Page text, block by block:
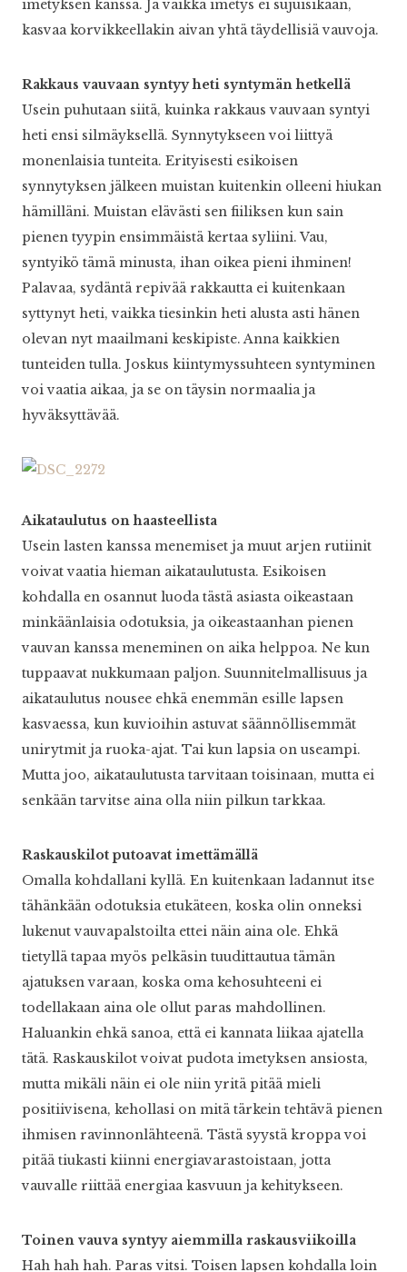
imetyksen kanssa. Ja vaikka imetys ei sujuisikaan,
kasvaa korvikkeellakin aivan yhtä täydellisiä vauvoja.
Rakkaus vauvaan syntyy heti syntymän hetkellä
Usein puhutaan siitä, kuinka rakkaus vauvaan syntyi
heti ensi silmäyksellä. Synnytykseen voi liittyä
monenlaisia tunteita. Erityisesti esikoisen
synnytyksen jälkeen muistan kuitenkin olleeni hiukan
hämilläni. Muistan elävästi sen fiiliksen kun sain
pienen tyypin ensimmäistä kertaa syliini. Vau,
syntyikö tämä minusta, ihan oikea pieni ihminen!
Palavaa, sydäntä repivää rakkautta ei kuitenkaan
syttynyt heti, vaikka tiesinkin heti alusta asti hänen
olevan nyt maailmani keskipiste. Anna kaikkien
tunteiden tulla. Joskus kiintymyssuhteen syntyminen
voi vaatia aikaa, ja se on täysin normaalia ja
hyväksyttävää.
Aikataulutus on haasteellista
Usein lasten kanssa menemiset ja muut arjen rutiinit
voivat vaatia hieman aikataulutusta. Esikoisen
kohdalla en osannut luoda tästä asiasta oikeastaan
minkäänlaisia odotuksia, ja oikeastaanhan pienen
vauvan kanssa meneminen on aika helppoa. Ne kun
tuppaavat nukkumaan paljon. Suunnitelmallisuus ja
aikataulutus nousee ehkä enemmän esille lapsen
kasvaessa, kun kuvioihin astuvat säännöllisemmät
unirytmit ja ruoka-ajat. Tai kun lapsia on useampi.
Mutta joo, aikataulutusta tarvitaan toisinaan, mutta ei
senkään tarvitse aina olla niin pilkun tarkkaa.
Raskauskilot putoavat imettämällä
Omalla kohdallani kyllä. En kuitenkaan ladannut itse
tähänkään odotuksia etukäteen, koska olin onneksi
lukenut vauvapalstoilta ettei näin aina ole. Ehkä
tietyllä tapaa myös pelkäsin tuudittautua tämän
ajatuksen varaan, koska oma kehosuhteeni ei
todellakaan aina ole ollut paras mahdollinen.
Haluankin ehkä sanoa, että ei kannata liikaa ajatella
tätä. Raskauskilot voivat pudota imetyksen ansiosta,
mutta mikäli näin ei ole niin yritä pitää mieli
positiivisena, kehollasi on mitä tärkein tehtävä pienen
ihmisen ravinnonlähteenä. Tästä syystä kroppa voi
pitää tiukasti kiinni energiavarastoistaan, jotta
vauvalle riittää energiaa kasvuun ja kehitykseen.
Toinen vauva syntyy aiemmilla raskausviikoilla
Hah hah hah. Paras vitsi. Toisen lapsen kohdalla loin